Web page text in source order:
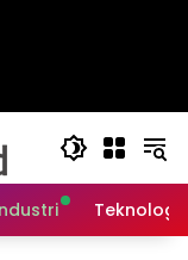
Teknologi